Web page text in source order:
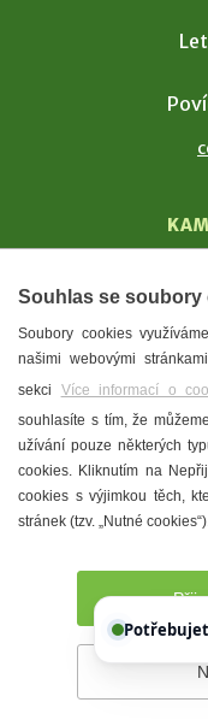
Prohlášení o
Souhlas se soubory
Soubory cookies
našimi webovými
sekci Více informací o
souhlasíte s tím, že
užívání pouze některých
cookies. Kliknutím na
cookies s výjimkou těch,
stránek (tzv. „Nutné
Potřebujete
Chetty